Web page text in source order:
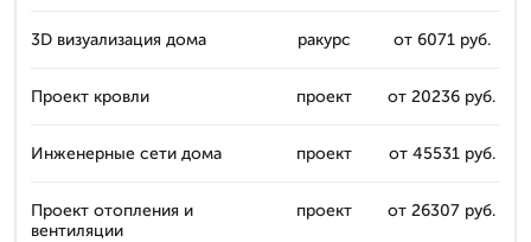
3D визуализация дома ракурс от 6071 руб.
Проект кровли проект от 20236 руб.
Инженерные сети дома проект от 45531 руб.
Проект отопления и
вентиляции
проект от 26307 руб.